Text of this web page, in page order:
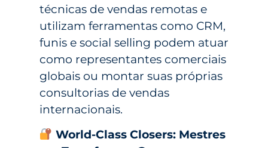
técnicas de vendas remotas e
utilizam ferramentas como CRM,
funis e social selling podem atuar
como representantes comerciais
globais ou montar suas próprias
consultorias de vendas
internacionais.
World-Class Closers: Mestres